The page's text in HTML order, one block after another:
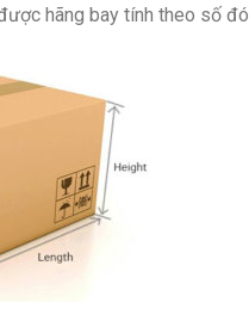
hãng bay tính theo số đó.